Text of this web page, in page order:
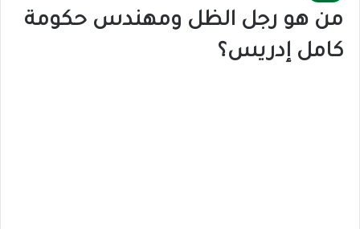
من هو رجل الظل ومهندس حكومة
كامل إدريس؟